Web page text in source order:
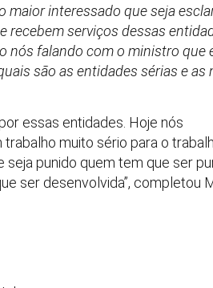
maior interessado que seja
recebem serviços dessas
nós falando com o ministro que
são as entidades sérias e as
essas entidades. Hoje nós
muito sério para o
punido quem tem que ser
ser desenvolvida”, completou